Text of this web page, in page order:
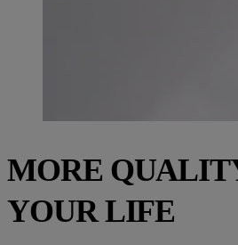
MORE
YOUR LIFE